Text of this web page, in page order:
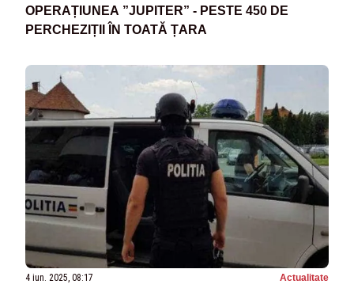
OPERAȚIUNEA ”JUPITER” - PESTE 450 DE
PERCHEZIȚII ÎN TOATĂ ȚARA
4 iun. 2025, 08:17 Actualitate